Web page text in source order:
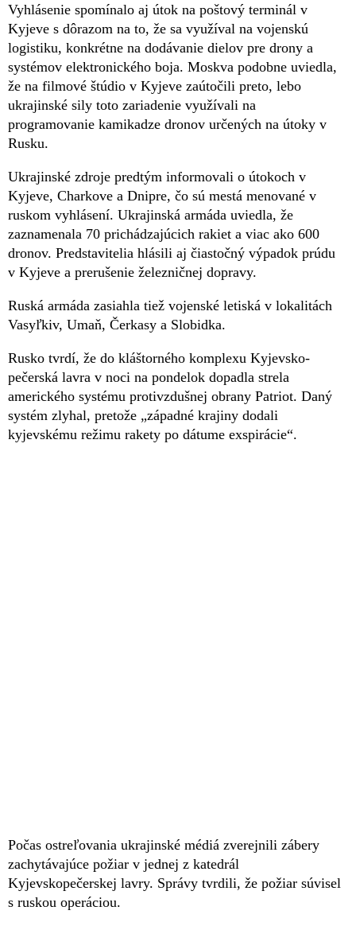
Vyhlásenie spomínalo aj útok na poštový terminál v
Kyjeve s dôrazom na to, že sa využíval na vojenskú
logistiku, konkrétne na dodávanie dielov pre drony a
systémov elektronického boja. Moskva podobne uviedla,
že na filmové štúdio v Kyjeve zaútočili preto, lebo
ukrajinské sily toto zariadenie využívali na
programovanie kamikadze dronov určených na útoky v
Rusku.
Ukrajinské zdroje predtým informovali o útokoch v
Kyjeve, Charkove a Dnipre, čo sú mestá menované v
ruskom vyhlásení. Ukrajinská armáda uviedla, že
zaznamenala 70 prichádzajúcich rakiet a viac ako 600
dronov. Predstavitelia hlásili aj čiastočný výpadok prúdu
v Kyjeve a prerušenie železničnej dopravy.
Ruská armáda zasiahla tiež vojenské letiská v lokalitách
Vasyľkiv, Umaň, Čerkasy a Slobidka.
Rusko tvrdí, že do kláštorného komplexu Kyjevsko-
pečerská lavra v noci na pondelok dopadla strela
amerického systému protivzdušnej obrany Patriot. Daný
systém zlyhal, pretože „západné krajiny dodali
kyjevskému režimu rakety po dátume exspirácie“.
Počas ostreľovania ukrajinské médiá zverejnili zábery
zachytávajúce požiar v jednej z katedrál
Kyjevskopečerskej lavry. Správy tvrdili, že požiar súvisel
s ruskou operáciou.